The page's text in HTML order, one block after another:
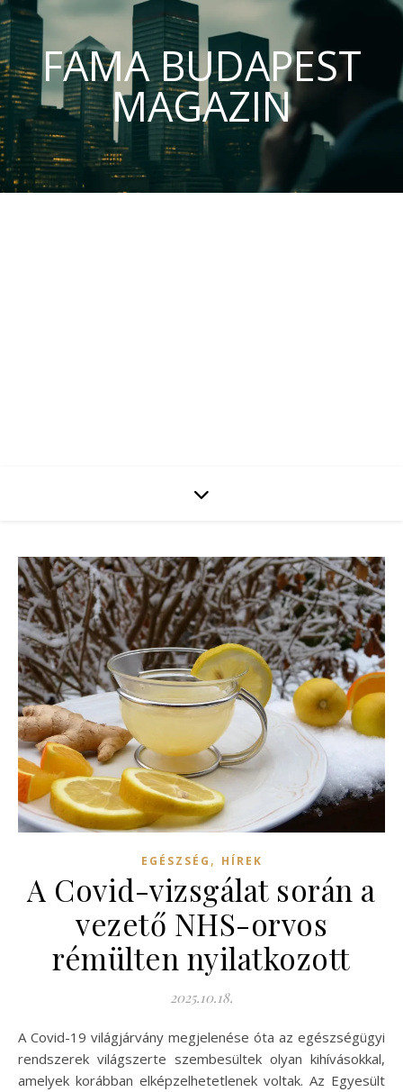
FAMA BUDAPEST
MAGAZIN
EGÉSZSÉG , HÍREK
A Covid-vizsgálat során a
vezető NHS-orvos
rémülten nyilatkozott
2025.10.18.
A Covid-19 világjárvány megjelenése óta az egészségügyi
rendszerek világszerte szembesültek olyan kihívásokkal,
amelyek korábban elképzelhetetlenek voltak. Az Egyesült